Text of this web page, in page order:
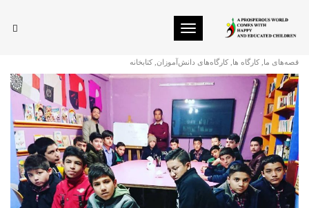
Toggle navigation
کارگاه آموزشی دوران بلوغ برای پسران
قصه‌های ما کارگاه ها کارگاه‌های دانش‌آموزان کتابخانه